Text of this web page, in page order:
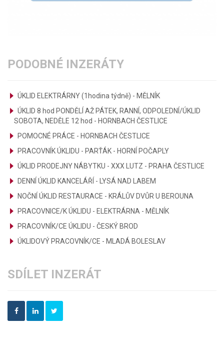
PODOBNÉ INZERÁTY
ÚKLID ELEKTRÁRNY (1hodina týdně) - MĚLNÍK
ÚKLID 8 hod PONDĚLÍ AŽ PÁTEK, RANNÍ, ODPOLEDNÍ/ÚKLID
SOBOTA, NEDĚLE 12 hod - HORNBACH ČESTLICE
POMOCNÉ PRÁCE - HORNBACH ČESTLICE
PRACOVNÍK ÚKLIDU - PARŤÁK - HORNÍ POČAPLY
ÚKLID PRODEJNY NÁBYTKU - XXX LUTZ - PRAHA ČESTLICE
DENNÍ ÚKLID KANCELÁŘÍ - LYSÁ NAD LABEM
NOČNÍ ÚKLID RESTAURACE - KRÁLŮV DVŮR U BEROUNA
PRACOVNICE/K ÚKLIDU - ELEKTRÁRNA - MĚLNÍK
PRACOVNÍK/CE ÚKLIDU - ČESKÝ BROD
ÚKLIDOVÝ PRACOVNÍK/CE - MLADÁ BOLESLAV
SDÍLET INZERÁT